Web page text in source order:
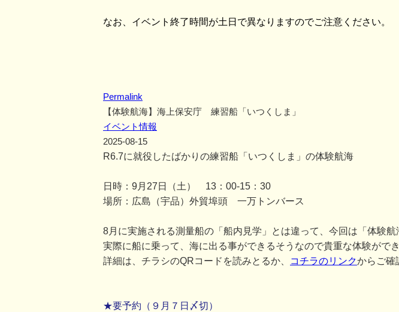
なお、イベント終了時間が土日で異なりますのでご注意ください。
Permalink
【体験航海】海上保安庁 練習船「いつくしま」
イベント情報
2025-08-15
R6.7に就役したばかりの練習船「いつくしま」の体験航海
日時：9月27日（土） 13：00-15：30
場所：広島（宇品）外貿埠頭 一万トンバース
8月に実施される測量船の「船内見学」とは違って、今回は「体験航
実際に船に乗って、海に出る事ができるそうなので貴重な体験がで
詳細は、チラシのQRコードを読みとるか、
コチラのリンクからご確
★要予約（９月７日〆切）